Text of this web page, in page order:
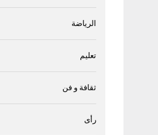
الرياضة
تعليم
ثقافة و فن
رأى